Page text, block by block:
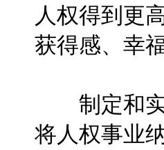
人权得到更
获得感、幸
制定和实
将人权事业